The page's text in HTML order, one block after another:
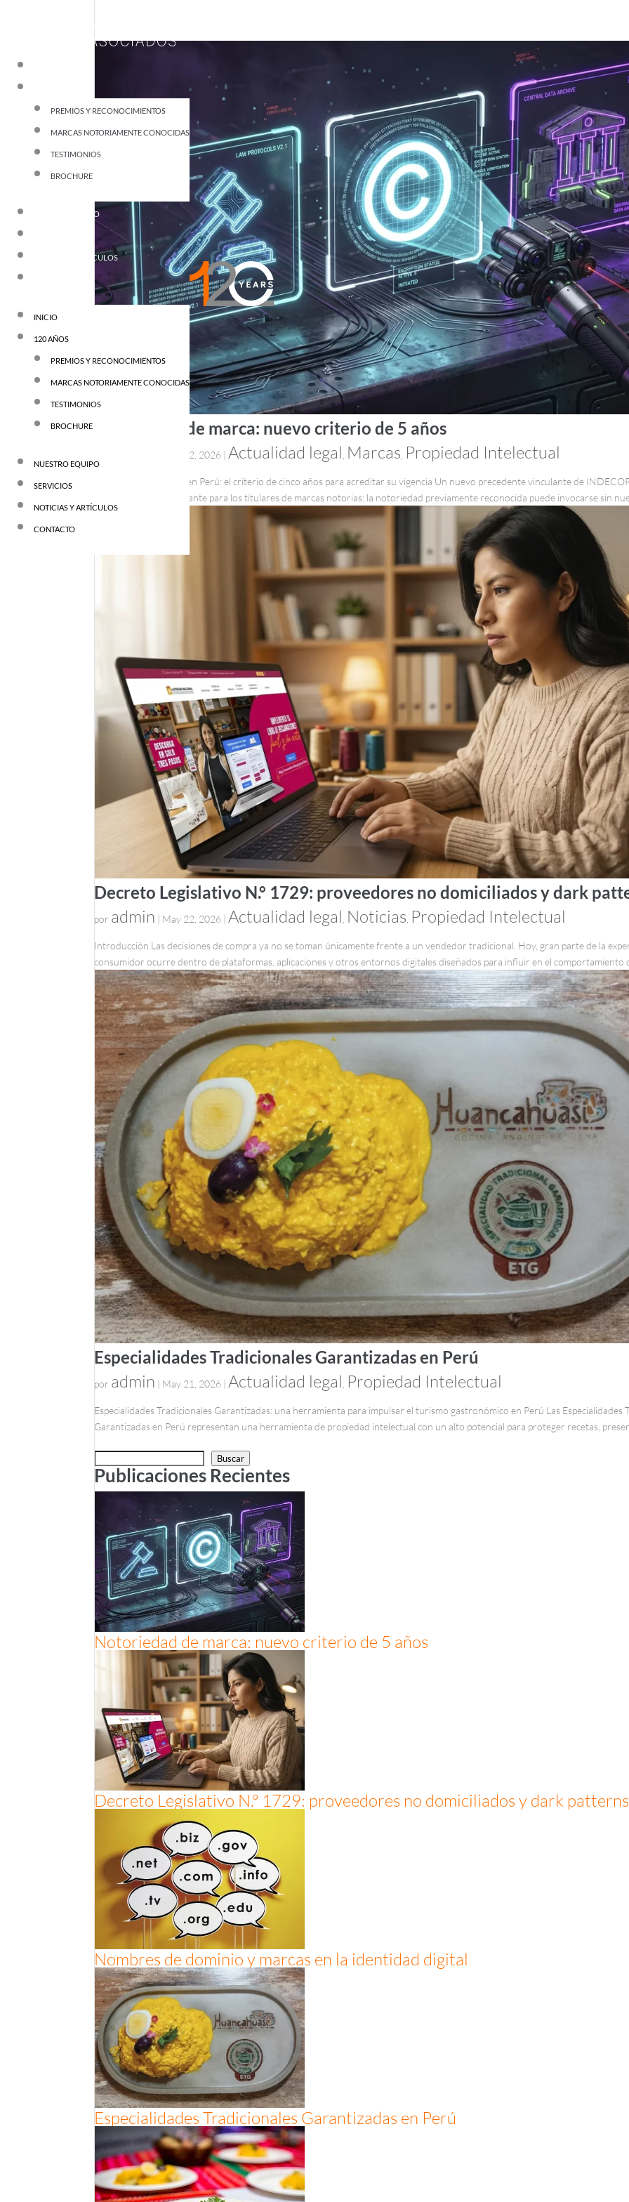
PREMIOS Y RECONOCIMIENTOS
MARCAS NOTORIAMENTE CONOCIDAS
TESTIMONIOS
BROCHURE
NUESTRO EQUIPO
NOTICIAS Y ARTÍCULOS
INICIO
120 AÑOS
PREMIOS Y RECONOCIMIENTOS
MARCAS NOTORIAMENTE CONOCIDAS
TESTIMONIOS
BROCHURE
NUESTRO EQUIPO
SERVICIOS
NOTICIAS Y ARTÍCULOS
CONTACTO
Notoriedad de marca: nuevo criterio de 5 años
May 22, 2026 |Actualidad legal Marcas Propiedad Intelectual
Notoriedad de marca en Perú: el criterio de cinco años para acreditar su vigencia Un nuevo precedente vinculante de
criterio temporal relevante para los titulares de marcas notorias: la notoriedad previamente reconocida puede invocarse sin
Decreto Legislativo N.° 1729: proveedores no domiciliados y dark
por admin | May 22, 2026 |Actualidad legal, Noticias, Propiedad Intelectual
Introducción Las decisiones de compra ya no se toman únicamente frente a un vendedor tradicional. Hoy, gran parte de la
consumidor ocurre dentro de plataformas, aplicaciones y otros entornos digitales diseñados para influir en el comportamiento
Especialidades Tradicionales Garantizadas en Perú
por admin | May 21, 2026 |Actualidad legal Propiedad Intelectual
Especialidades Tradicionales Garantizadas: una herramienta para impulsar el turismo gastronómico en Perú Las Especialidades
Garantizadas en Perú representan una herramienta de propiedad intelectual con un alto potencial para proteger recetas,
Buscar
Publicaciones Recientes
Notoriedad de marca: nuevo criterio de 5 años
Decreto Legislativo N.° 1729: proveedores no domiciliados y dark patterns
Nombres de dominio y marcas en la identidad digital
Especialidades Tradicionales Garantizadas en Perú